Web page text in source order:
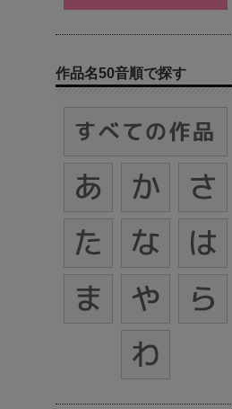
作品名50音順で探す